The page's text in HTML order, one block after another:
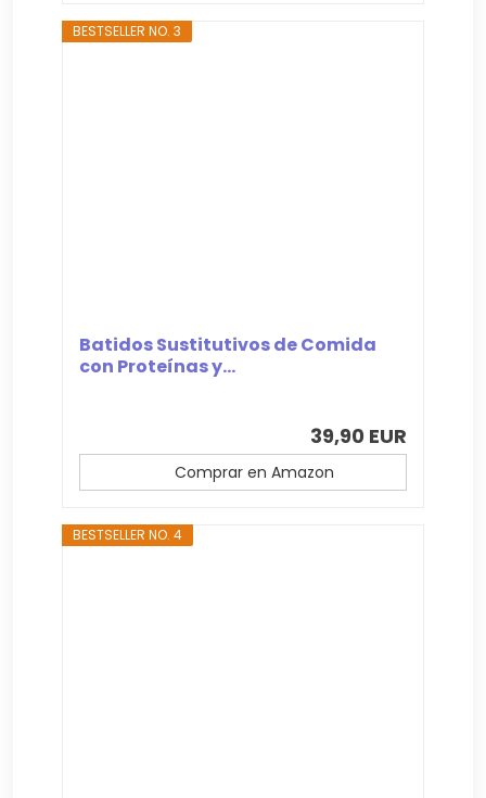
BESTSELLER NO. 3
Batidos Sustitutivos de Comida
con Proteínas y...
39,90 EUR
Comprar en Amazon
BESTSELLER NO. 4